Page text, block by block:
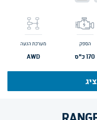
הספק
170כ"ס
מערכת הנעה
AWD